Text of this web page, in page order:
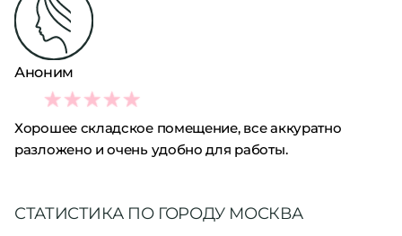
Аноним
5
Хорошее складское помещение, все аккуратно
разложено и очень удобно для работы.
СТАТИСТИКА ПО ГОРОДУ МОСКВА